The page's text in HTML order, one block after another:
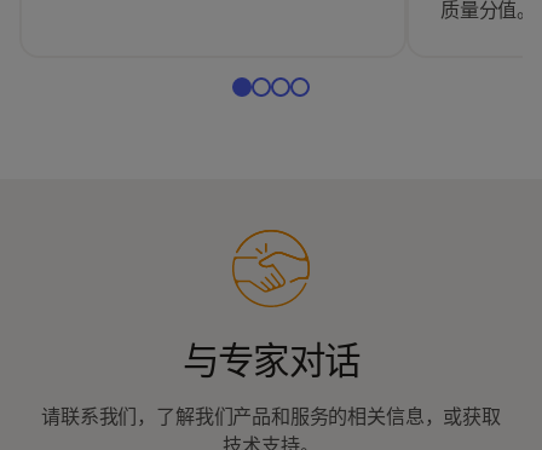
质量分值。
与专家对话
请联系我们，了解我们产品和服务的相关信息，或获取